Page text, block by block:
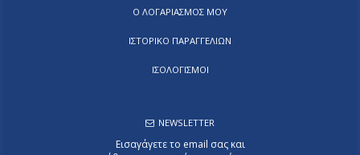
Ο ΛΟΓΑΡΙΑΣΜΟΣ ΜΟΥ
ΙΣΤΟΡΙΚΟ ΠΑΡΑΓΓΕΛΙΩΝ
ΙΣΟΛΟΓΙΣΜΟΙ
NEWSLETTER
Εισαγάγετε το email σας και